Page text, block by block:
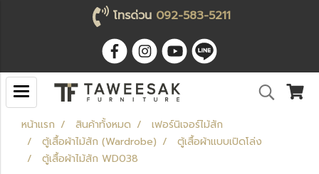
โทรด่วน 092-583-5211
หน้าแรก สินค้าทั้งหมด
เฟอร์นิเจอร์ไม้สัก
ตู้เสื้อผ้าไม้สัก (Wardrobe)
ตู้เสื้อผ้าแบบเปิดโล่ง
ตู้เสื้อผ้าไม้สัก WD038